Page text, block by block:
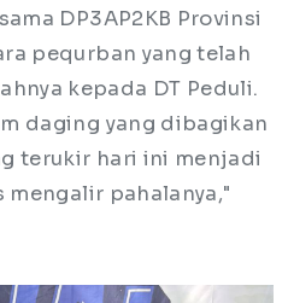
DP3AP2KB Provinsi
pequrban yang telah
kepada DT Peduli.
daging yang dibagikan
terukir hari ini menjadi
mengalir pahalanya,"